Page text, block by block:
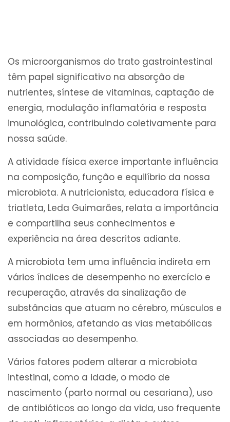
Os microorganismos do trato gastrointestinal
têm papel significativo na absorção de
nutrientes, síntese de vitaminas, captação de
energia, modulação inflamatória e resposta
imunológica, contribuindo coletivamente para
nossa saúde.
A atividade física exerce importante influência
na composição, função e equilíbrio da nossa
microbiota. A nutricionista, educadora física e
triatleta, Leda Guimarães, relata a importância
e compartilha seus conhecimentos e
experiência na área descritos adiante.
A microbiota tem uma influência indireta em
vários índices de desempenho no exercício e
recuperação, através da sinalização de
substâncias que atuam no cérebro, músculos e
em hormônios, afetando as vias metabólicas
associadas ao desempenho.
Vários fatores podem alterar a microbiota
intestinal, como a idade, o modo de
nascimento (parto normal ou cesariana), uso
de antibióticos ao longo da vida, uso frequente